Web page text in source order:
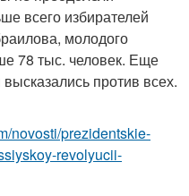
всего избирателей
молодого
78 тыс. человек. Еще
против всех.
novosti/prezidentskie-
revolyucii-